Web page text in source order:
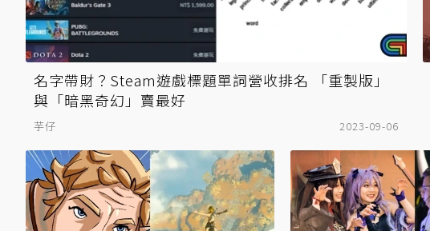
名字帶財？Steam遊戲標題單詞營收排名 「重製版」
與「暗黑奇幻」賣最好
芋仔 2023-09-06